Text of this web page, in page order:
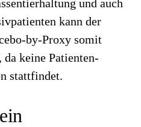
und auch
kann der
by-Proxy somit
da keine Patienten-
stattfindet.